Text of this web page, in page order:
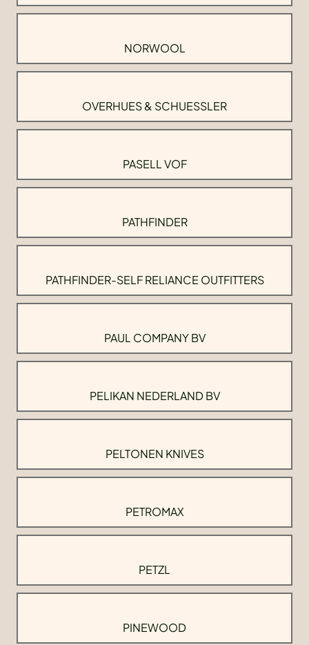
NORWOOL
OVERHUES & SCHUESSLER
PASELL VOF
PATHFINDER
PATHFINDER-SELF RELIANCE OUTFITTERS
PAUL COMPANY BV
PELIKAN NEDERLAND BV
PELTONEN KNIVES
PETROMAX
PETZL
PINEWOOD